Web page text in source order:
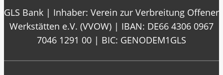
GLS Bank | Inhaber: Verein zur Verbreitung Offener
Werkstätten e.V. (VVOW) | IBAN: DE66 4306 0967
7046 1291 00 | BIC: GENODEM1GLS